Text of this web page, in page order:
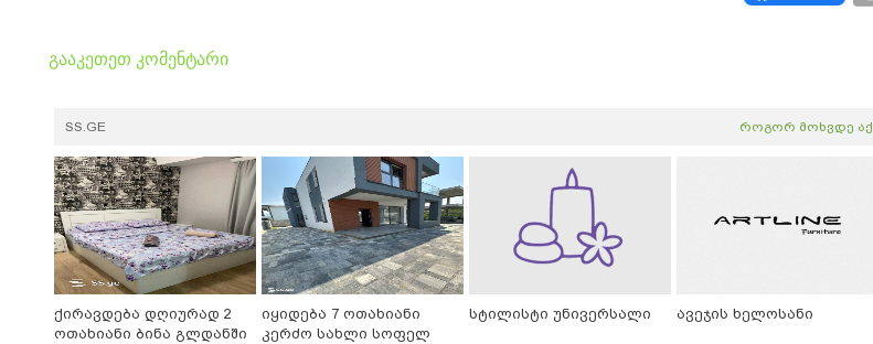
გააკეთეთ კომენტარი
SS.GE როგორ მოხვდე აქ
ქირავდება დღიურად 2
ოთახიანი ბინა გლდანში
იყიდება 7 ოთახიანი
კერძო სახლი სოფელ
სტილისტი უნივერსალი ავეჯის ხელოსანი